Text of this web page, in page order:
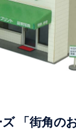
「街角の